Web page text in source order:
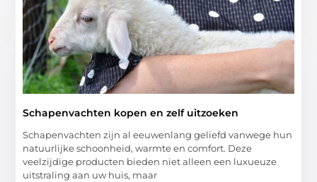
Schapenvachten kopen en zelf uitzoeken
Schapenvachten zijn al eeuwenlang geliefd vanwege hun
natuurlijke schoonheid, warmte en comfort. Deze
veelzijdige producten bieden niet alleen een luxueuze
uitstraling aan uw huis, maar